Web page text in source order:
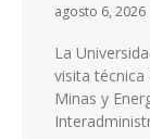
agosto 6, 2026
La
visita técnica
Minas y